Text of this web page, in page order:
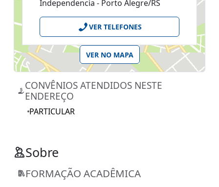
Independencia - Porto Alegre/RS
VER TELEFONES
VER NO MAPA
CONVÊNIOS ATENDIDOS NESTE
ENDEREÇO
PARTICULAR
Sobre
FORMAÇÃO ACADÊMICA